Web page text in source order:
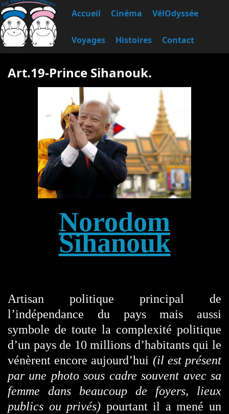
Accueil Cinéma VélOdyssée
Voyages Histoires Contact
Art.19-Prince Sihanouk.
Norodom
Sihanouk
Artisan politique principal de
l’indépendance du pays mais aussi
symbole de toute la complexité politique
d’un pays de 10 millions d’habitants qui le
vénèrent encore aujourd’hui (il est présent
par une photo sous cadre souvent avec sa
femme dans beaucoup de foyers, lieux
publics ou privés) pourtant il a mené un